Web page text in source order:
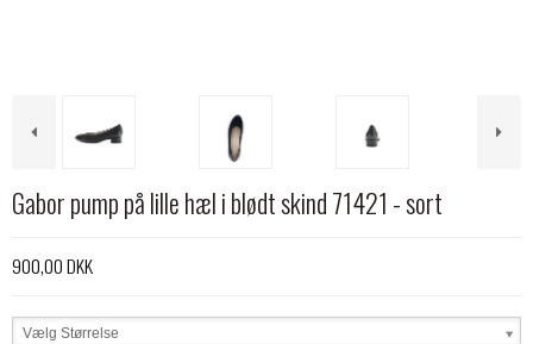
Gabor pump på lille hæl i blødt skind 71421 - sort
900,00 DKK
Vælg Størrelse